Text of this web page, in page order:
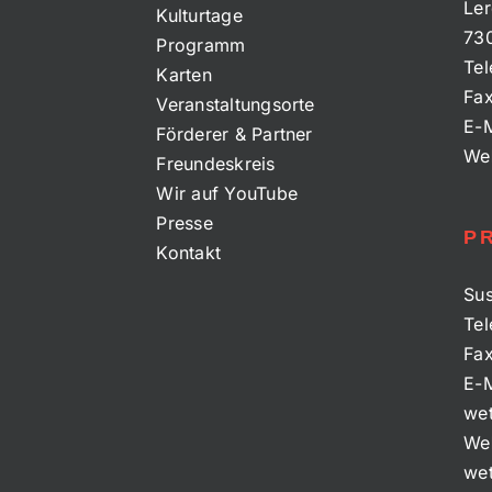
Kulturtage
Programm
Karten
Veranstaltungsorte
Förderer & Partner
Freundeskreis
Wir auf YouTube
Presse
Kontakt
E-
E-